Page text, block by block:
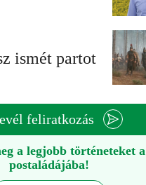
ismét partot
feliratkozás
a legjobb történeteket a
postaládájába!